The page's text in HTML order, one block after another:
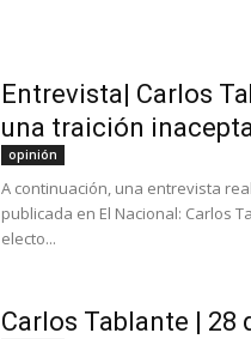
Entrevista| Carlos
una traición
opinión
A continuación, una entrevista
publicada en El Nacional: Carlos
electo...
Carlos Tablante | 28